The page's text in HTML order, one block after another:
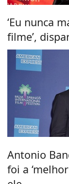
‘Eu nunca
filme’,
Antonio
foi a